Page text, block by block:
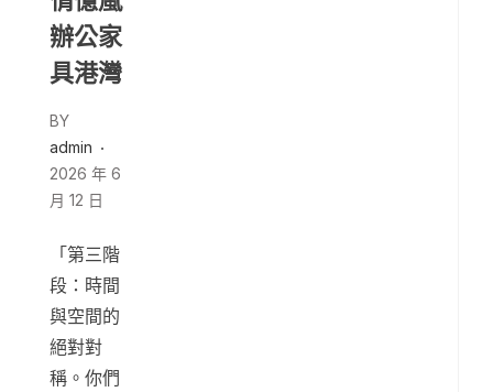
辦公家
具港灣
BY
admin
2026 年 6
月 12 日
「第三階
段：時間
與空間的
絕對對
稱。你們